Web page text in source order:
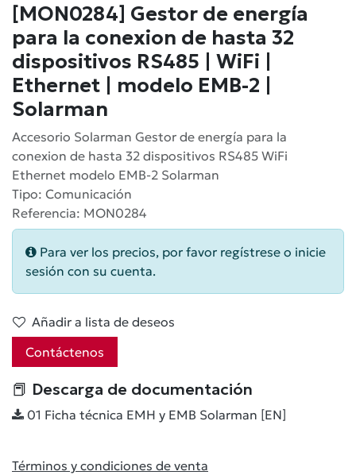
[MON0284] Gestor de energía
para la conexion de hasta 32
dispositivos RS485 | WiFi |
Ethernet | modelo EMB-2 |
Solarman
Accesorio Solarman Gestor de energía para la
conexion de hasta 32 dispositivos RS485 WiFi
Ethernet modelo EMB-2 Solarman
Tipo: Comunicación
Referencia: MON0284
Para ver los precios, por favor regístrese o inicie
sesión con su cuenta.
Añadir a lista de deseos
Contáctenos
📕 Descarga de documentación
01 Ficha técnica EMH y EMB Solarman [EN]
Términos y condiciones de venta